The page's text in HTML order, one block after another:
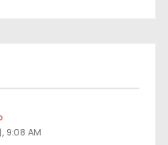
9:08 AM